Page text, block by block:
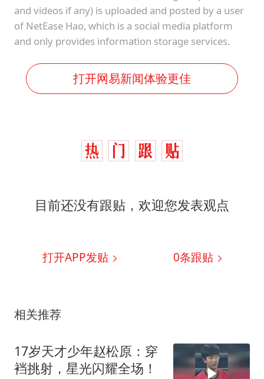
and videos if any) is uploaded and posted by a user
of NetEase Hao, which is a social media platform
and only provides information storage services.
打开网易新闻体验更佳
目前还没有跟贴，欢迎您发表观点
打开APP发贴 0条跟贴
相关推荐
17岁天才少年赵松原：穿
裆挑射，星光闪耀全场！